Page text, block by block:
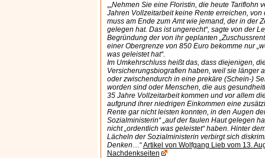
„„Nehmen Sie eine Floristin, die heute Tariflohn
Jahren Vollzeitarbeit keine Rente erreichen, von
muss am Ende zum Amt wie jemand, der in der
gelegen hat. Das ist ungerecht“, sagte von der
Begründung der von ihr geplanten
einer Obergrenze von 850 Euro bekomme nur
was geleistet hat“.
Im Umkehrschluss heißt das, dass diejenigen,
Versicherungsbiografien haben, weil sie länger
oder zwischendurch in eine prekäre (Schein-)
worden sind oder Menschen, die aus
35 Jahre Vollzeitarbeit kommen und vor allem
aufgrund ihrer niedrigen Einkommen eine
Rente gar nicht leisten konnten, in den Augen
Sozialministerin“ „auf der faulen Haut gelegen
nicht „ordentlich was geleistet“ haben. Hinter
Lächeln der Sozialministerin verbirgt sich
Denken…“Artikel von Wolfgang Lieb vom 13.
Nachdenkseiten